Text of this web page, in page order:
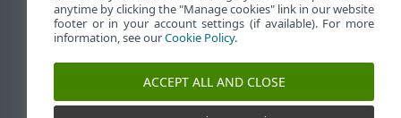
Masaüstü sitesini görüntüle
End of Life
ESET Bilgi Bankası
anytime by clicking the "Manage cookies" link in our website
footer or in your account settings (if available). For more
information, see ourCookie Policy.
ACCEPT ALL AND CLOSE